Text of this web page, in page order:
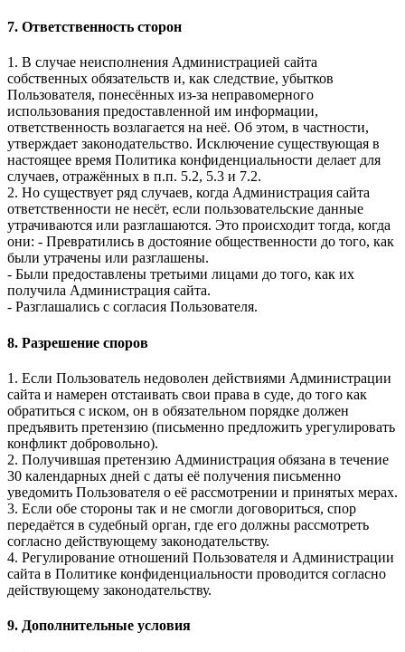
7. Ответственность сторон
1. В случае неисполнения Администрацией сайта
собственных обязательств и, как следствие, убытков
Пользователя, понесённых из-за неправомерного
использования предоставленной им информации,
ответственность возлагается на неё. Об этом, в частности,
утверждает законодательство. Исключение существующая в
настоящее время Политика конфиденциальности делает для
случаев, отражённых в п.п. 5.2, 5.3 и 7.2.
2. Но существует ряд случаев, когда Администрация сайта
ответственности не несёт, если пользовательские данные
утрачиваются или разглашаются. Это происходит тогда, когда
они: - Превратились в достояние общественности до того, как
были утрачены или разглашены.
- Были предоставлены третьими лицами до того, как их
получила Администрация сайта.
- Разглашались с согласия Пользователя.
8. Разрешение споров
1. Если Пользователь недоволен действиями Администрации
сайта и намерен отстаивать свои права в суде, до того как
обратиться с иском, он в обязательном порядке должен
предъявить претензию (письменно предложить урегулировать
конфликт добровольно).
2. Получившая претензию Администрация обязана в течение
30 календарных дней с даты её получения письменно
уведомить Пользователя о её рассмотрении и принятых мерах.
3. Если обе стороны так и не смогли договориться, спор
передаётся в судебный орган, где его должны рассмотреть
согласно действующему законодательству.
4. Регулирование отношений Пользователя и Администрации
сайта в Политике конфиденциальности проводится согласно
действующему законодательству.
9. Дополнительные условия